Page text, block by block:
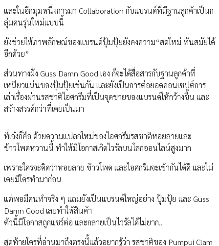
และในอีกมุมหนึ่งการมา Collaboration กับแบรนด์ที่มีฐานลูกค้าเป็นก
ลุ่มคนรุ่นใหม่แบบนี้
ยังช่วยให้ภาพลักษณ์ของแบรนด์ปุ้มปุ้ยยังคงความ“สดใหม่ ทันสมัยได้
อีกด้วย”
ส่วนทางฝั่ง Guss Damn Good เอง ก็จะได้สื่อสารกับฐานลูกค้าที่
เหนียวแน่นของปุ้มปุ้ยเช่นกัน และยังเป็นการต่อยอดคอนเซปต์การ
เล่าเรื่องผ่านรสชาติไอศกรีมที่เป็นจุดขายของแบรนด์ให้กว้างขึ้น และ
สร้างสรรค์กว่าที่เคยเป็นมา
ที่เจ๋งก็คือ ด้วยความแปลกใหม่ของไอศกรีมรสชาติหอยลายและ
ข้าวโพดหวานนี้ ทำให้มีโอกาสเกิดไวรัลบนโลกออนไลน์สูงมาก
เพราะใครจะคิดว่าหอยลาย ข้าวโพด และไอศกรีมจะเข้ากันได้ดี และไม่
เคยมีใครทำมาก่อน
แต่พอมีคนทำจริง ๆ แถมยังเป็นแบรนด์ใหญ่อย่าง ปุ้มปุ้ย และ Guss
Damn Good เลยทำให้สินค้า
ตัวนี้มีโอกาสถูกแชร์ต่อ และกลายเป็นไวรัลได้ไม่ยาก..
สุดท้ายใครที่อ่านมาถึงตรงนี้แล้วอยากรู้ว่า รสชาติของ Pumpui Clam